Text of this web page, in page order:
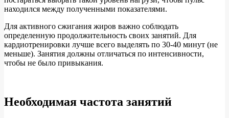
находился между полученными показателями.
Для активного сжигания жиров важно соблюдать
определенную продолжительность своих занятий. Для
кардиотренировки лучше всего выделять по 30-40 минут (не
меньше). Занятия должны отличаться по интенсивности,
чтобы не было привыкания.
Необходимая частота занятий